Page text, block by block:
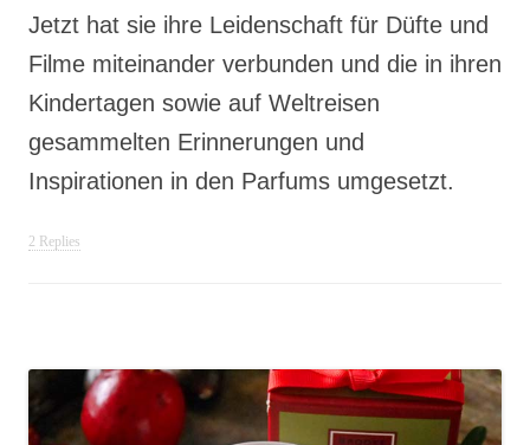
Jetzt hat sie ihre Leidenschaft für Düfte und
Filme miteinander verbunden und die in ihren
Kindertagen sowie auf Weltreisen
gesammelten Erinnerungen und
Inspirationen in den Parfums umgesetzt.
2 Replies